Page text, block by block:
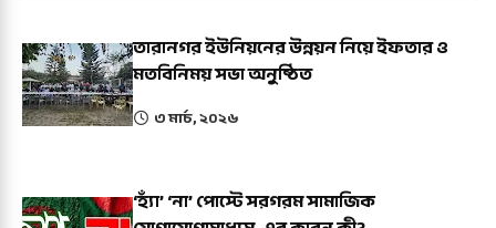
তারানগর ইউনিয়নের উন্নয়ন নিয়ে ইফতার ও
মতবিনিময় সভা অনুষ্ঠিত
৩ মার্চ, ২০২৬
‘হ্যাঁ’ ‘না’ পোস্টে সরগরম সামাজিক